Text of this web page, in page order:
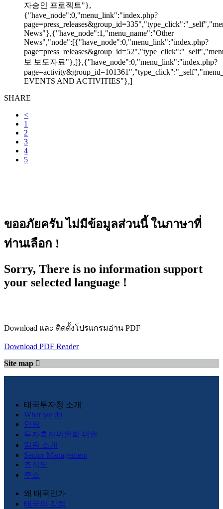
자승인 프로젝트"},
{"have_node":0,"menu_link":"index.php?
News"},{"have_node":1,"menu_name":"Other
News","node":[{"have_node":0,"menu_link":"index.php?
보 보도자료"},]},{"have_node":0,"menu_link":"index.php?
EVENTS AND ACTIVITIES"},]
SHARE
<
1
2
3
4
5
ขออภัยครับ ไม่มีข้อมูลส่วนนี้ ในภาษาที่
ท่านเลือก !
Sorry, There is no information support
your selected language !
Download และ ติดตั้งโปรแกรมอ่าน PDF
Download PDF Reader
Site map
태국투자청 소개
What we do
연혁
투자촉진위원회 위원
임원 소개
Senior Management
조직도
주소
왜 태국인가
태국의 강점